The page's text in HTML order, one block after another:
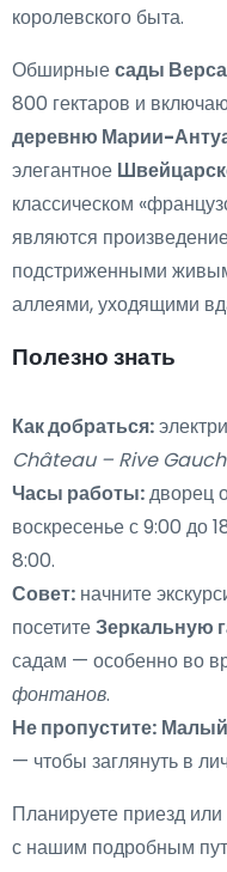
королевского быта.
Обширныесады
800 гектаров и
деревню Марии-
элегантное
классическом
являются
подстриженными
аллеями, уходящими
Полезно знать
Как добраться:
Château – Rive
Часы работы:дворец
воскресенье с 9:00 до
8:00.
Совет: начните
посетитеЗеркальную
садам — особенно во
фонтанов.
Не пропустите:
— чтобы заглянуть в
Планируете приезд
с нашим подробным